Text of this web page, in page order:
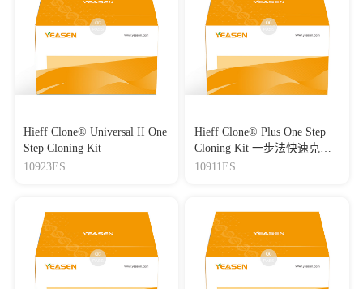
Hieff Clone® Universal II One
Step Cloning Kit
10923ES
Hieff Clone® Plus One Step
Cloning Kit 一步法快速克隆
试剂盒
10911ES